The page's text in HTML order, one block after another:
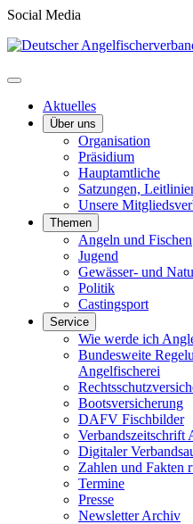
Social Media
Aktuelles
Über uns
Organisation
Präsidium
Hauptamtliche
Satzungen,
Unsere
Themen
Angeln und Fischen
Jugend
Gewässer- und
Politik
Castingsport
Service
Wie werde ich
Bundesweite
Angelfischerei
Bootsversicherung
DAFV Fischbilder
Verbandszeitschrift
Digitaler
Zahlen und Fakten
Termine
Presse
Newsletter Archiv